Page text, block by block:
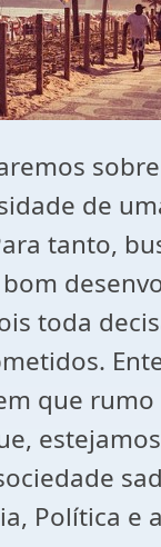
de
tanto,
toda
que
Política